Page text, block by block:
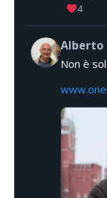
4
Alberto
Non è